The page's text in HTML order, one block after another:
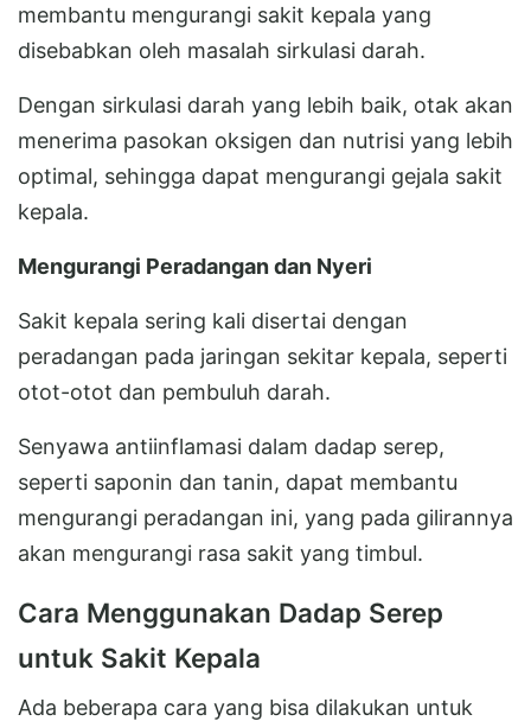
membantu mengurangi sakit kepala yang
disebabkan oleh masalah sirkulasi darah.
Dengan sirkulasi darah yang lebih baik, otak akan
menerima pasokan oksigen dan nutrisi yang lebih
optimal, sehingga dapat mengurangi gejala sakit
kepala.
Mengurangi Peradangan dan Nyeri
Sakit kepala sering kali disertai dengan
peradangan pada jaringan sekitar kepala, seperti
otot-otot dan pembuluh darah.
Senyawa antiinflamasi dalam dadap serep,
seperti saponin dan tanin, dapat membantu
mengurangi peradangan ini, yang pada gilirannya
akan mengurangi rasa sakit yang timbul.
Cara Menggunakan Dadap Serep
untuk Sakit Kepala
Ada beberapa cara yang bisa dilakukan untuk